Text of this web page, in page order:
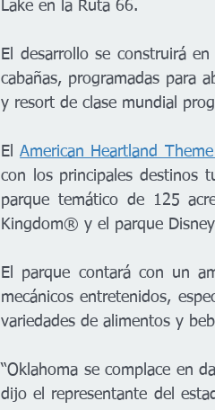
Lake en la Ruta 66.
El desarrollo se construirá
cabañas, programadas para
y resort de clase mundial
El American Heartland
con los principales destinos
parque temático de 125
Kingdom® y el parque
El parque contará con un
mecánicos entretenidos,
variedades de alimentos y
“Oklahoma se complace en
dijo el representante del